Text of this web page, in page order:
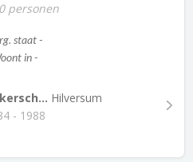
personen
staat -
in -
Hilversum
- 1988